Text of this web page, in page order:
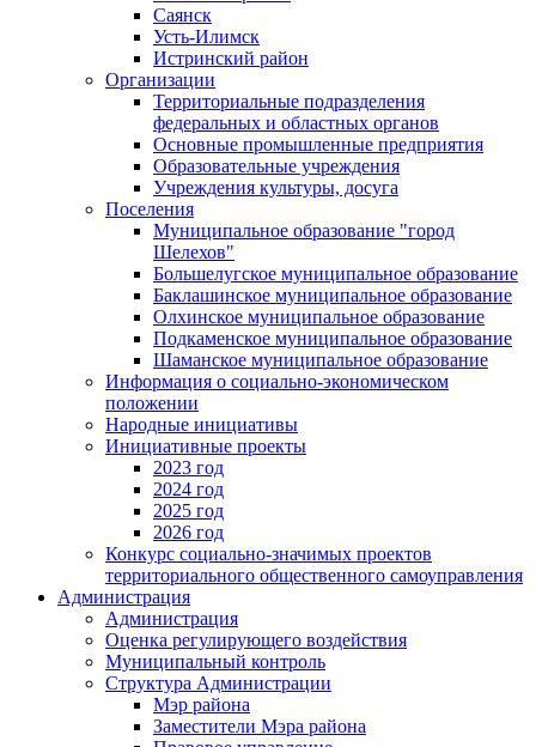
Саянск
Усть-Илимск
Истринский район
Организации
Территориальные подразделения
федеральных и областных органов
Основные промышленные предприятия
Образовательные учреждения
Учреждения культуры, досуга
Поселения
Муниципальное образование "город
Шелехов"
Большелугское муниципальное образование
Баклашинское муниципальное образование
Олхинское муниципальное образование
Подкаменское муниципальное образование
Шаманское муниципальное образование
Информация о социально-экономическом
положении
Народные инициативы
Инициативные проекты
2023 год
2024 год
2025 год
2026 год
Конкурс социально-значимых проектов
территориального общественного самоуправления
Администрация
Администрация
Оценка регулирующего воздействия
Муниципальный контроль
Структура Администрации
Мэр района
Заместители Мэра района